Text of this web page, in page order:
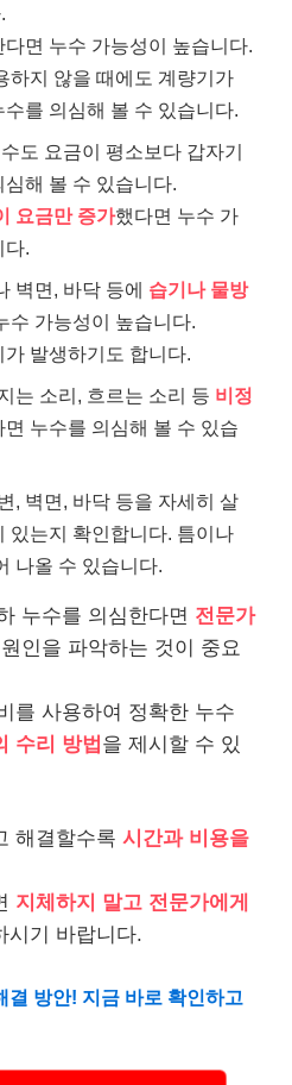
면 누수 가능성이 높습니다.
하지 않을 때에도 계량기가
를 의심해 볼 수 있습니다.
도 요금이 평소보다 갑자기
해 볼 수 있습니다.
요금만 증가했다면 누수 가
.
벽면, 바닥 등에 습기나 물방
수 가능성이 높습니다.
발생하기도 합니다.
는 소리, 흐르는 소리 등 비정
면 누수를 의심해 볼 수 있습
, 벽면, 바닥 등을 자세히 살
있는지 확인합니다. 틈이나
나올 수 있습니다.
누수를 의심한다면 전문가
인을 파악하는 것이 중요
를 사용하여 정확한 누수
수리 방법 을 제시할 수 있
해결할수록 시간과 비용을
지체하지 말고 전문가에게
시기 바랍니다.
결 방안! 지금 바로 확인하고